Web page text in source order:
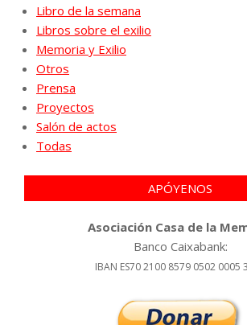
Libro de la semana
Libros sobre el exilio
Memoria y Exilio
Otros
Prensa
Proyectos
Salón de actos
Todas
APÓYENOS
Asociación Casa de la
Banco Caixabank:
IBAN ES70 2100 8579 0502 0005